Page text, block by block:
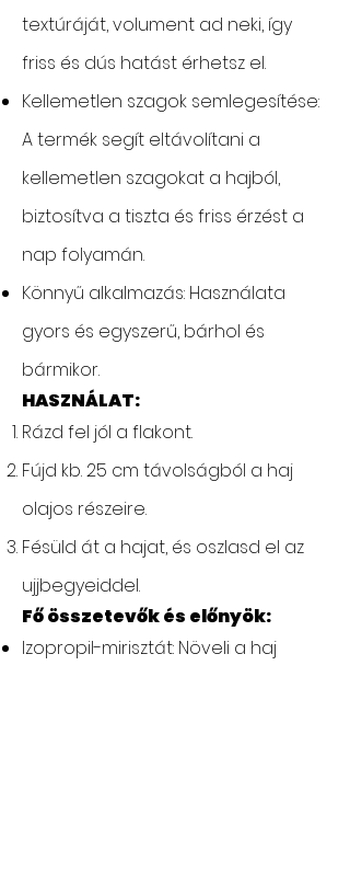
textúráját, volument ad neki, így
friss és dús hatást érhetsz el.
Kellemetlen szagok semlegesítése:
A termék segít eltávolítani a
kellemetlen szagokat a hajból,
biztosítva a tiszta és friss érzést a
nap folyamán.
Könnyű alkalmazás: Használata
gyors és egyszerű, bárhol és
bármikor.
HASZNÁLAT:
Rázd fel jól a flakont.
Fújd kb. 25 cm távolságból a haj
olajos részeire.
Fésüld át a hajat, és oszlasd el az
ujjbegyeiddel.
Fő összetevők és előnyök:
Izopropil-mirisztát: Növeli a haj